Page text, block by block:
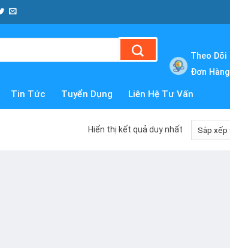
Theo Dõi
Đơn Hàng
Tin Tức Tuyển Dụng Liên Hệ Tư Vấn
Hiển thị kết quả duy nhất